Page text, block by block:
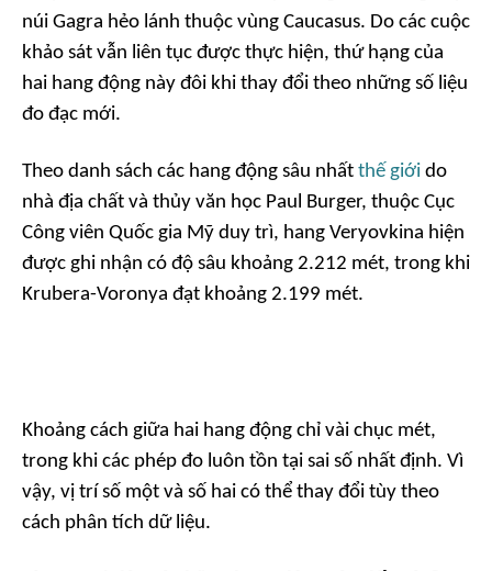
núi Gagra hẻo lánh thuộc vùng Caucasus. Do các cuộc
khảo sát vẫn liên tục được thực hiện, thứ hạng của
hai hang động này đôi khi thay đổi theo những số liệu
đo đạc mới.
Theo danh sách các hang động sâu nhất thế giới do
nhà địa chất và thủy văn học Paul Burger, thuộc Cục
Công viên Quốc gia Mỹ duy trì, hang Veryovkina hiện
được ghi nhận có độ sâu khoảng 2.212 mét, trong khi
Krubera-Voronya đạt khoảng 2.199 mét.
Khoảng cách giữa hai hang động chỉ vài chục mét,
trong khi các phép đo luôn tồn tại sai số nhất định. Vì
vậy, vị trí số một và số hai có thể thay đổi tùy theo
cách phân tích dữ liệu.